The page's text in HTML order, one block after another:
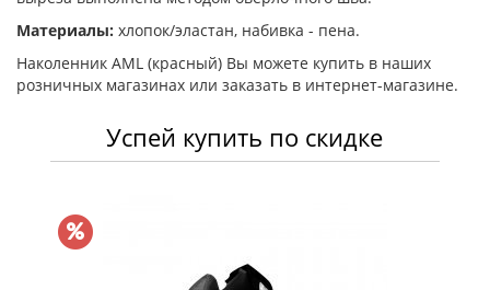
Материалы: хлопок/эластан, набивка - пена.
Наколенник AML (красный) Вы можете купить в наших
розничных магазинах или заказать в интернет-магазине.
Успей купить по скидке